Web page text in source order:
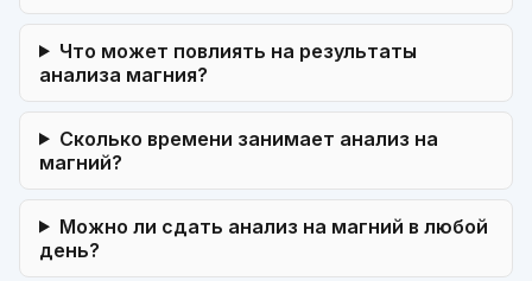
Что может повлиять на результаты
анализа магния?
Сколько времени занимает анализ на
магний?
Можно ли сдать анализ на магний в любой
день?